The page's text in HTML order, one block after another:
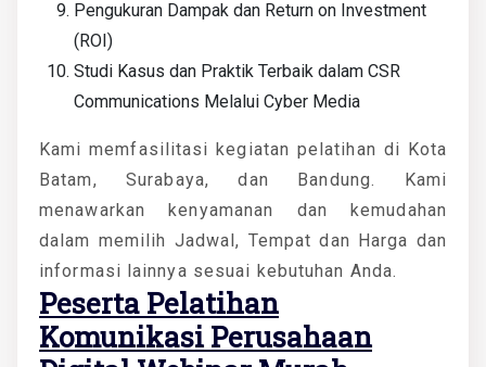
Pengukuran Dampak dan Return on Investment
(ROI)
Studi Kasus dan Praktik Terbaik dalam CSR
Communications Melalui Cyber Media
Kami memfasilitasi kegiatan pelatihan di Kota
Batam, Surabaya, dan Bandung. Kami
menawarkan kenyamanan dan kemudahan
dalam memilih Jadwal, Tempat dan Harga dan
informasi lainnya sesuai kebutuhan Anda.
Peserta Pelatihan
Komunikasi Perusahaan